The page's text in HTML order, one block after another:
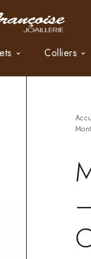
Colliers